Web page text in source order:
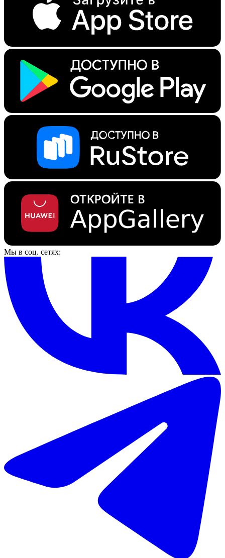
Мы в соц. сетях: